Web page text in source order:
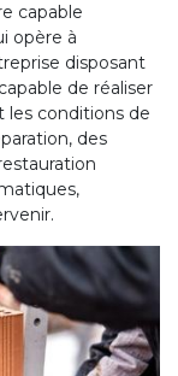
capable
opère à
disposant
de réaliser
les conditions de
des